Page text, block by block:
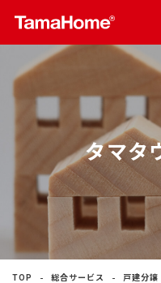
注文住宅
戸建分譲 住宅
リフォーム
タマタ
TOP 総合サービス 戸建分譲